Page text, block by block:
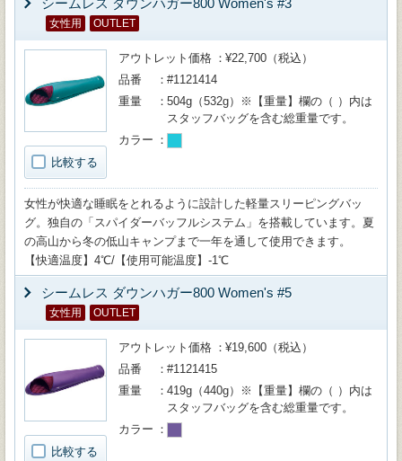
シームレス ダウンハガー800 Women's #3
女性用 OUTLET
比較する
アウトレット価格
¥22,700（税込）
品番
#1121414
重量
504g（532g）※【重量】欄の（ ）内は
スタッフバッグを含む総重量です。
カラー
女性が快適な睡眠をとれるように設計した軽量スリーピングバッ
グ。独自の「スパイダーバッフルシステム」を搭載しています。夏
の高山から冬の低山キャンプまで一年を通して使用できます。
【快適温度】4℃/【使用可能温度】-1℃
シームレス ダウンハガー800 Women's #5
女性用 OUTLET
比較する
アウトレット価格
¥19,600（税込）
品番
#1121415
重量
419g（440g）※【重量】欄の（ ）内は
スタッフバッグを含む総重量です。
カラー